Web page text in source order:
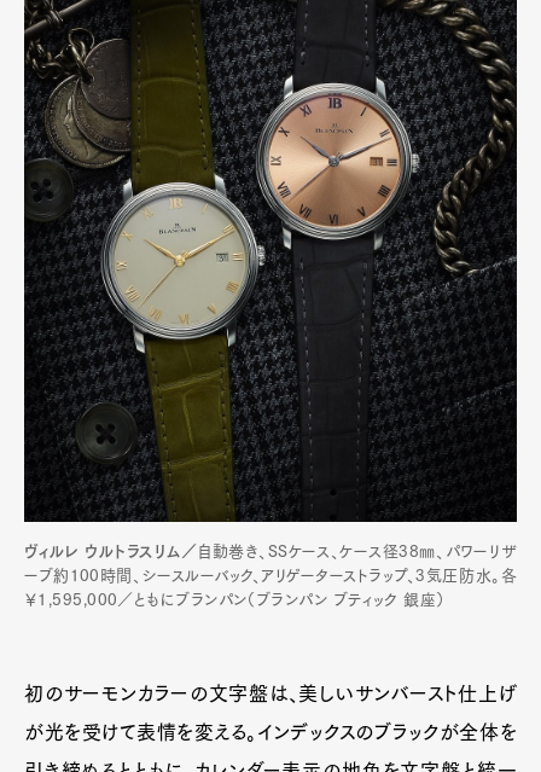
ヴィルレ ウルトラスリム／ 自動巻き、SSケース、ケース径38㎜、パワーリザ
ーブ約100時間、シースルーバック、アリゲーターストラップ、3気圧防水。各
￥1,595,000／ともにブランパン（ブランパン ブティック 銀座）
初のサーモンカラーの文字盤は、美しいサンバースト仕上げ
が光を受けて表情を変える。インデックスのブラックが全体を